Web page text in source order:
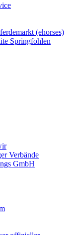
(ehorses)
Springfohlen
Verbände
GmbH